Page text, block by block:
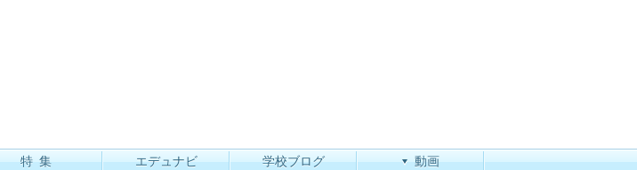
特集 エデュナビ 学校ブログ 動画